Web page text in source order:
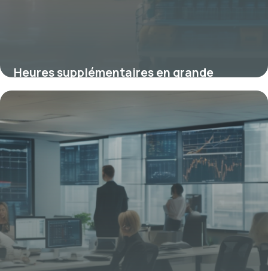
Heures supplémentaires en grande
distribution : réglementation et enjeux
15 janvier 2026